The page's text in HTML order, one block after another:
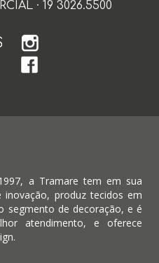
· 19 3026.5500
a Tramare tem em sua
produz tecidos em
segmento de decoração, e é
atendimento, e oferece